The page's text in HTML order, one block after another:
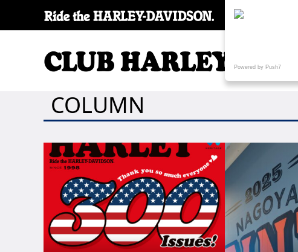
SPECIAL
COLUMN
Powered by Push7